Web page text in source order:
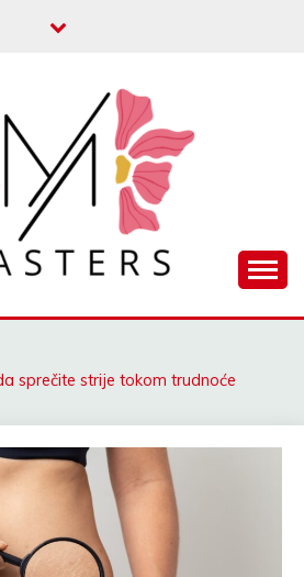
sprečite strije tokom trudnoće